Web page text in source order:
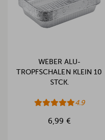
WEBER ALU-
TROPFSCHALEN KLEIN 10
STCK.
4.9
6,99 €